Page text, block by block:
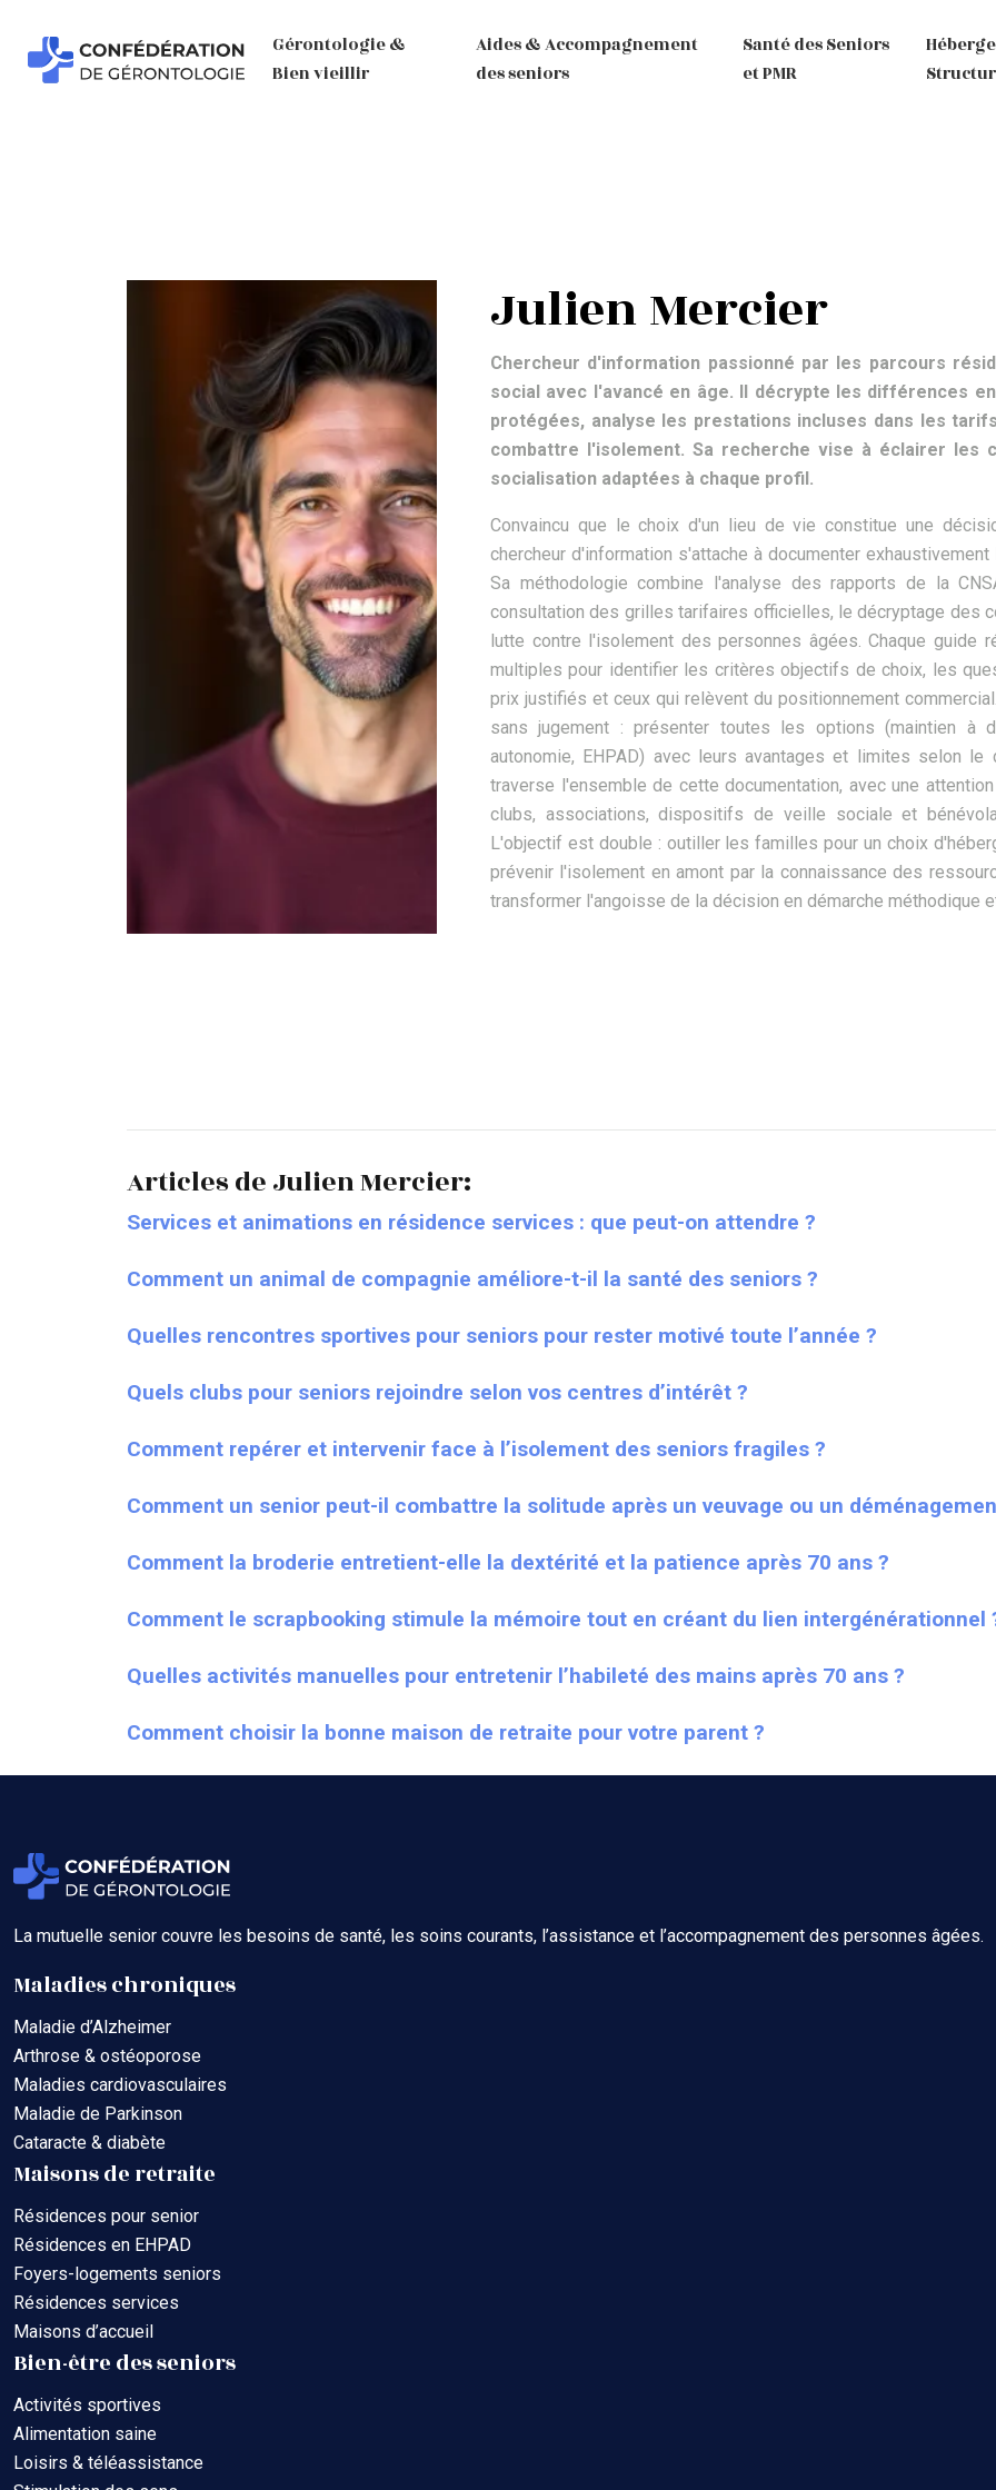
Gérontologie &
Bien vieillir
Aides & Accompagnement
des seniors
Santé des Seniors
et PMR
Julien Mercier
Chercheur d'information passionné par les parcours
social avec l'avancé en âge. Il décrypte les différences
protégées, analyse les prestations incluses dans les
combattre l'isolement. Sa recherche vise à éclairer les
socialisation adaptées à chaque profil.
Convaincu que le choix d'un lieu de vie constitue une
chercheur d'information s'attache à documenter
Sa méthodologie combine l'analyse des rapports de la
consultation des grilles tarifaires officielles, le décryptage des
lutte contre l'isolement des personnes âgées. Chaque guide
multiples pour identifier les critères objectifs de choix, les
prix justifiés et ceux qui relèvent du positionnement
sans jugement : présenter toutes les options (maintien à
autonomie, EHPAD) avec leurs avantages et limites selon
traverse l'ensemble de cette documentation, avec une
clubs, associations, dispositifs de veille sociale et
L'objectif est double : outiller les familles pour un choix
prévenir l'isolement en amont par la connaissance des
transformer l'angoisse de la décision en démarche méthodique
Articles de Julien Mercier:
Services et animations en résidence services : que peut-on attendre ?
Comment un animal de compagnie améliore-t-il la santé des seniors ?
Quelles rencontres sportives pour seniors pour rester motivé toute l’année ?
Quels clubs pour seniors rejoindre selon vos centres d’intérêt ?
Comment repérer et intervenir face à l’isolement des seniors fragiles ?
Comment un senior peut-il combattre la solitude après un veuvage ou un
Comment la broderie entretient-elle la dextérité et la patience après 70 ans ?
Comment le scrapbooking stimule la mémoire tout en créant du lien intergénérationnel
Quelles activités manuelles pour entretenir l’habileté des mains après 70 ans ?
Comment choisir la bonne maison de retraite pour votre parent ?
La mutuelle senior couvre les besoins de santé, les soins courants, l’assistance et l’accompagnement des personnes âgées.
Maladies chroniques
Maladie d’Alzheimer
Arthrose & ostéoporose
Maladies cardiovasculaires
Maladie de Parkinson
Cataracte & diabète
Maisons de retraite
Résidences pour senior
Résidences en EHPAD
Foyers-logements seniors
Résidences services
Maisons d’accueil
Bien-être des seniors
Activités sportives
Alimentation saine
Loisirs & téléassistance